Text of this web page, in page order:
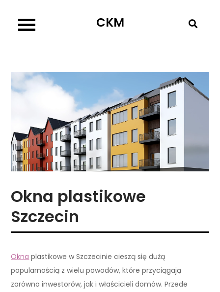
content
CKM
Okna plastikowe
Szczecin
Okna plastikowe w Szczecinie cieszą się dużą
popularnością z wielu powodów, które przyciągają
zarówno inwestorów, jak i właścicieli domów. Przede